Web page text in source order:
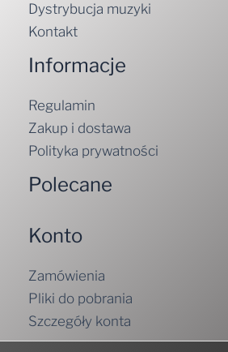
Dystrybucja muzyki
Kontakt
Informacje
Regulamin
Zakup i dostawa
Polityka prywatności
Polecane
Konto
Zamówienia
Pliki do pobrania
Szczegóły konta